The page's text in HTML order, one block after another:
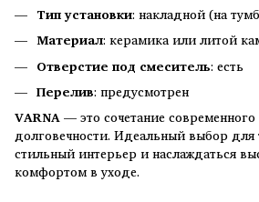
Тип установки: накладной (на
Материал: керамика или литой
Отверстие под смеситель: есть
Перелив: предусмотрен
VARNA— это сочетание
долговечности. Идеальный выбор для
стильный интерьер и наслаждаться
комфортом в уходе.